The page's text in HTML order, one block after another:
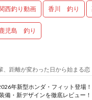
西釣り動画 香川 釣り
児島 釣り
、距離が変わった日から始まる恋
年新型ホンダ・フィット登場
備・新デザインを徹底レビュー！